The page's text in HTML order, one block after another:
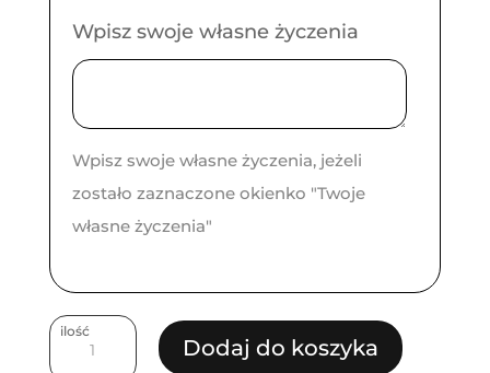
Wpisz swoje własne życzenia
Wpisz swoje własne życzenia, jeżeli
zostało zaznaczone okienko "Twoje
własne życzenia"
ilość
ilość
Pudełko
Dodaj do koszyka